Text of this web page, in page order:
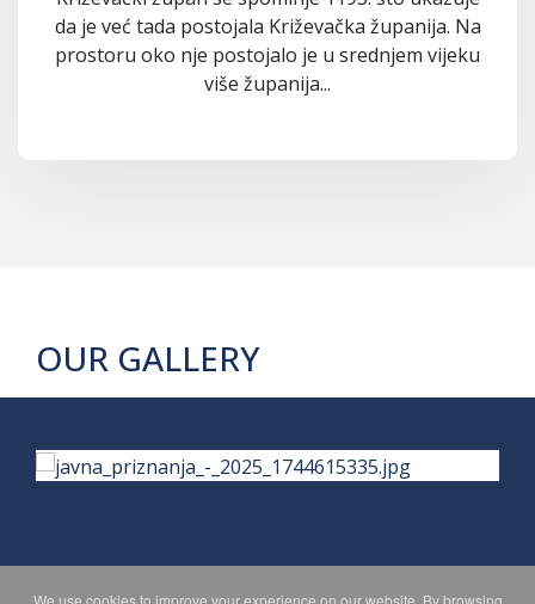
da je već tada postojala Križevačka županija. Na
prostoru oko nje postojalo je u srednjem vijeku
više županija...
OUR GALLERY
We use cookies to improve your experience on our website. By browsing